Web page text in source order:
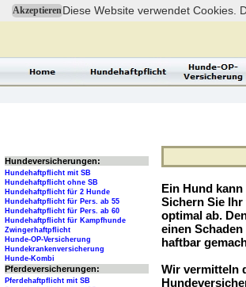
AkzeptierenDiese Website verwendet Cookies.
Ein Hund
Sichern Sie
optimal ab.
einen
haftbar
Wir vermitteln
Hundeversicherungen:
Hundehaftpflicht mit SB
Hundehaftpflicht ohne SB
Hundehaftpflicht für 2 Hunde
Hundehaftpflicht für Pers. ab 55
Hundehaftpflicht für Pers. ab 60
Hundehaftpflicht für Kampfhunde
Zwingerhaftpflicht
Hunde-OP-Versicherung
Hundekrankenversicherung
Hunde-Kombi
Pferdeversicherungen:
Pferdehaftpflicht mit SB